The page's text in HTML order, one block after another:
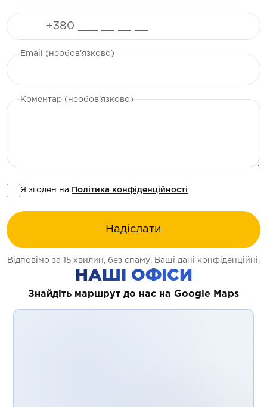
Email (необов'язково)
Коментар (необов'язково)
Я згоден на Політика конфіденційності
Надіслати
Відповімо за 15 хвилин, без спаму. Ваші дані конфіденційні.
НАШІ ОФІСИ
Знайдіть маршрут до нас на Google Maps